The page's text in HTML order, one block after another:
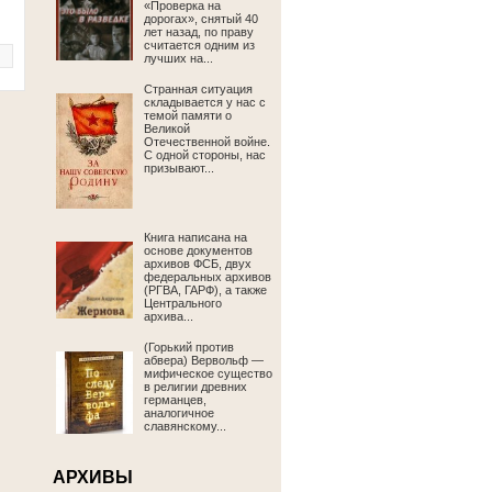
«Проверка на
дорогах», снятый 40
лет назад, по праву
считается одним из
лучших на...
Странная ситуация
складывается у нас с
темой памяти о
Великой
Отечественной войне.
С одной стороны, нас
призывают...
Книга написана на
основе документов
архивов ФСБ, двух
федеральных архивов
(РГВА, ГАРФ), а также
Центрального
архива...
(Горький против
абвера) Вервольф —
мифическое существо
в религии древних
германцев,
аналогичное
славянскому...
АРХИВЫ